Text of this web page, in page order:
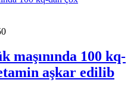
maşınında 100 kq-
aşkar edilib